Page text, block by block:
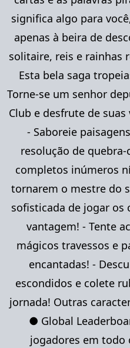
significa algo para
apenas à beira de
solitaire, reis e rainhas
Esta bela saga
Torne-se um senhor
Club e desfrute de
- Saboreie
resolução de
completos inúmeros
tornarem o mestre do
sofisticada de jogar os
vantagem! - Tente
mágicos travessos e
encantadas! -
escondidos e colete
jornada! Outras
● Global
jogadores em